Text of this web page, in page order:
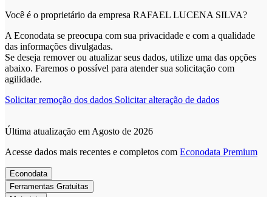
Você é o proprietário da empresa RAFAEL LUCENA SILVA?
A Econodata se preocupa com sua privacidade e com a qualidade
das informações divulgadas.
Se deseja remover ou atualizar seus dados, utilize uma das opções
abaixo. Faremos o possível para atender sua solicitação com
agilidade.
Solicitar remoção dos dados Solicitar alteração de dados
Última atualização em Agosto de 2026
Acesse dados mais recentes e completos com Econodata Premium
Econodata
Ferramentas Gratuitas